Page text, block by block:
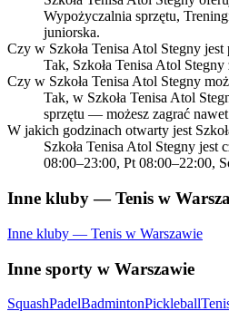
Wypożyczalnia sprzętu,
juniorska.
Czy w Szkoła Tenisa Atol Stegny jest
Tak, Szkoła Tenisa Atol
Czy w Szkoła Tenisa Atol Stegny
Tak, w Szkoła Tenisa Atol
sprzętu — możesz zagrać
W jakich godzinach otwarty jest
Szkoła Tenisa Atol Stegny jest
08:00–23:00, Pt 08:00–22:00,
Inne kluby — Tenis w
Inne kluby — Tenis w Warszawie
Inne sporty w Warszawie
SquashPadelBadmintonPickleball